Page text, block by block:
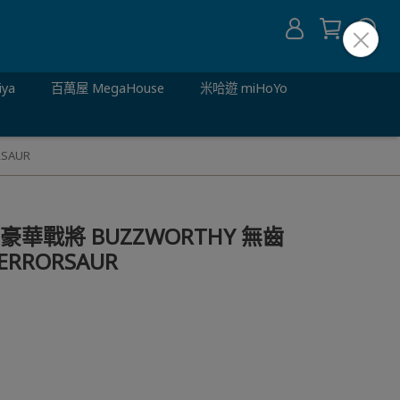
百萬屋 MegaHouse 米哈遊 miHoYo
華戰將 BUZZWORTHY 無齒